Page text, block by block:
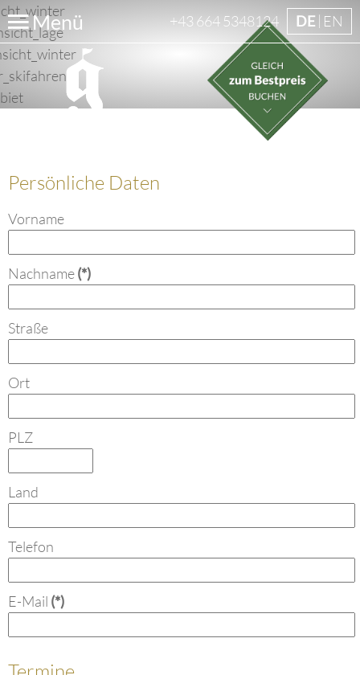
Menü +43 664 5348124 DE EN
Persönliche Daten
Vorname
Nachname(*)
Straße
Ort
PLZ
Land
Telefon
E-Mail (*)